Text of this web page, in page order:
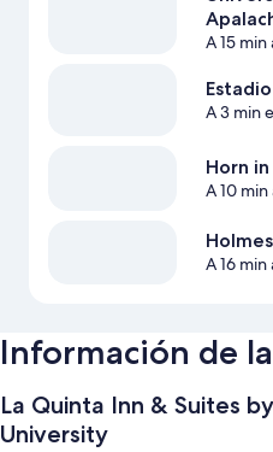
A 15 min
A 3 min
Horn
A 10 min
A 16 min
Información de
La Quinta Inn & Suites
University